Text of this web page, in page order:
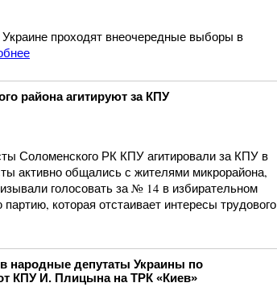
Украине проходят внеочередные выборы в
района агитируют за КПУ
Соломенского РК КПУ агитировали за КПУ в
активно общались с жителями микрорайона,
голосовать за № 14 в избирательном
которая отстаивает интересы трудового
народные депутаты Украины по
КПУ И. Плицына на ТРК «Киев»